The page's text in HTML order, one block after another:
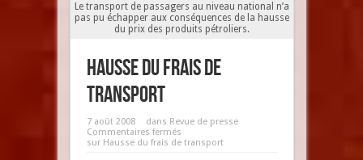
Le transport de passagers au niveau national n’a
pas pu échapper aux conséquences de la hausse
du prix des produits pétroliers.
Hausse du frais de
transport
7 août 2008 dans Revue de presse
Commentaires fermés
sur Hausse du frais de transport